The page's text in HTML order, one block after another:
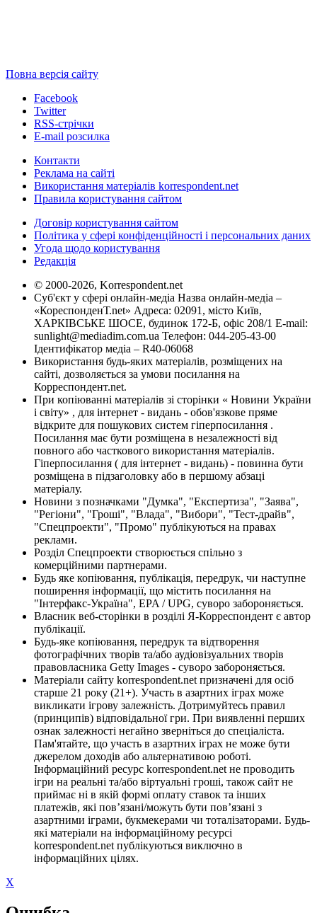
Повна версія сайту
Facebook
Twitter
RSS-стрічки
E-mail розсилка
Контакти
Реклама на сайті
Використання матеріалів korrespondent.net
Правила користування сайтом
Договір користування сайтом
Політика у сфері конфіденційності і персональних даних
Угода щодо користування
Редакція
© 2000-2026, Korrespondent.net
Суб'єкт у сфері онлайн-медіа Назва онлайн-медіа –
«КореспонденТ.net» Адреса: 02091, місто Київ,
ХАРКІВСЬКЕ ШОСЕ, будинок 172-Б, офіс 208/1 E-mail:
sunlight@mediadim.com.ua Телефон: 044-205-43-00
Ідентифікатор медіа – R40-06068
Використання будь-яких матеріалів, розміщених на
сайті, дозволяється за умови посилання на
Корреспондент.net.
При копіюванні матеріалів зі сторінки « Новини України
і світу» , для інтернет - видань - обов'язкове пряме
відкрите для пошукових систем гіперпосилання .
Посилання має бути розміщена в незалежності від
повного або часткового використання матеріалів.
Гіперпосилання ( для інтернет - видань) - повинна бути
розміщена в підзаголовку або в першому абзаці
матеріалу.
Новини з позначками "Думка", "Експертиза", "Заява",
"Регіони", "Гроші", "Влада", "Вибори", "Тест-драйв",
"Спецпроекти", "Промо" публікуються на правах
реклами.
Розділ Спецпроекти створюється спільно з
комерційними партнерами.
Будь яке копіювання, публікація, передрук, чи наступне
поширення інформації, що містить посилання на
"Інтерфакс-Україна", EPA / UPG, суворо забороняється.
Власник веб-сторінки в розділі Я-Корреспондент є автор
публікації.
Будь-яке копіювання, передрук та відтворення
фотографічних творів та/або аудіовізуальних творів
правовласника Getty Images - суворо забороняється.
Матеріали сайту korrespondent.net призначені для осіб
старше 21 року (21+). Участь в азартних іграх може
викликати ігрову залежність. Дотримуйтесь правил
(принципів) відповідальної гри. При виявленні перших
ознак залежності негайно зверніться до спеціаліста.
Пам'ятайте, що участь в азартних іграх не може бути
джерелом доходів або альтернативою роботі.
Інформаційний ресурс korrespondent.net не проводить
ігри на реальні та/або віртуальні гроші, також сайт не
приймає ні в якій формі оплату ставок та інших
платежів, які пов’язані/можуть бути пов’язані з
азартними іграми, букмекерами чи тоталізаторами. Будь-
які матеріали на інформаційному ресурсі
korrespondent.net публікуються виключно в
інформаційних цілях.
X